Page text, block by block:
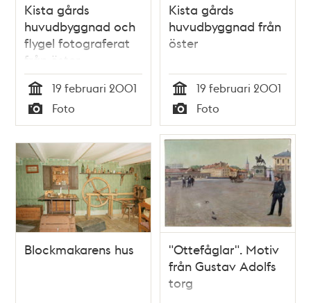
Kista gårds
huvudbyggnad och
flygel fotograferat
från öster
Tid
19 februari 2001
Typ
Foto
Kista gårds
huvudbyggnad från
öster
Tid
19 februari 2001
Typ
Foto
Blockmakarens hus
"Ottefåglar". Motiv
från Gustav Adolfs
torg